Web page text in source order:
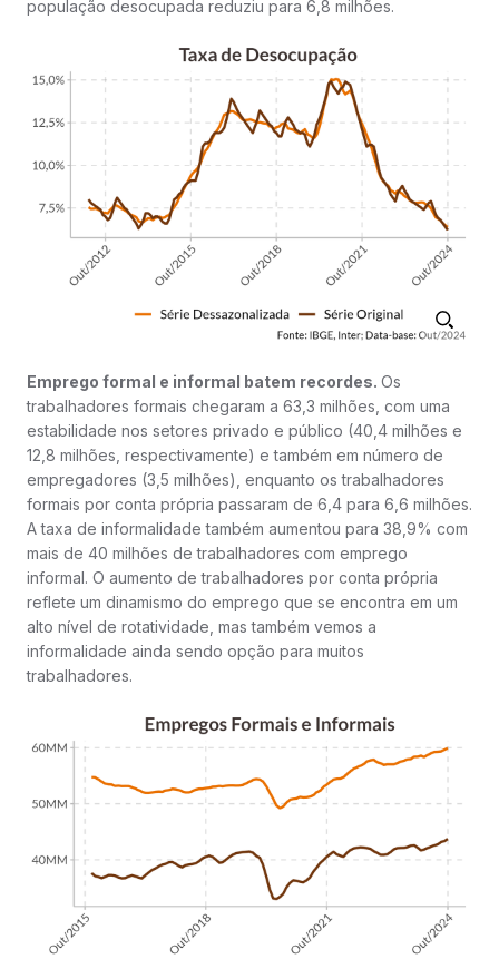
população desocupada reduziu para 6,8 milhões.
Emprego formal e informal batem recordes. Os
trabalhadores formais chegaram a 63,3 milhões, com uma
estabilidade nos setores privado e público (40,4 milhões e
12,8 milhões, respectivamente) e também em número de
empregadores (3,5 milhões), enquanto os trabalhadores
formais por conta própria passaram de 6,4 para 6,6 milhões.
A taxa de informalidade também aumentou para 38,9% com
mais de 40 milhões de trabalhadores com emprego
informal. O aumento de trabalhadores por conta própria
reflete um dinamismo do emprego que se encontra em um
alto nível de rotatividade, mas também vemos a
informalidade ainda sendo opção para muitos
trabalhadores.